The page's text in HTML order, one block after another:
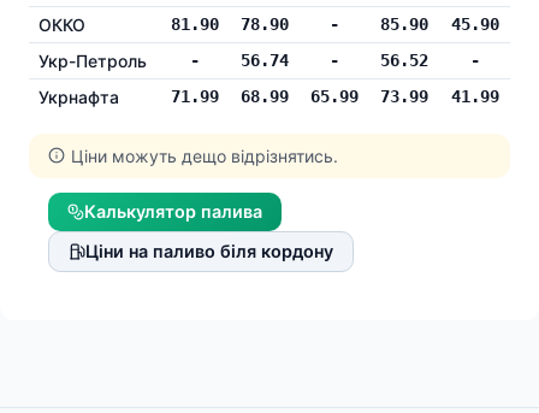
ОККО 81.90 78.90 - 85.90 45.90
Укр-Петроль - 56.74 - 56.52 -
Укрнафта 71.99 68.99 65.99 73.99 41.99
Ціни можуть дещо відрізнятись.
Калькулятор палива
Ціни на паливо біля кордону